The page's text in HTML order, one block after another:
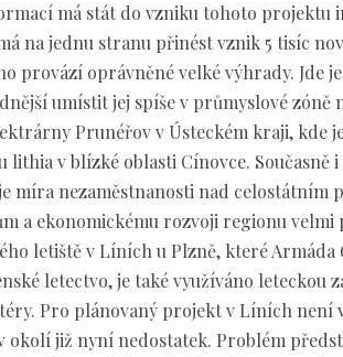
má stát do vzniku tohoto projektu
na jednu stranu přinést vznik 5 tisíc
provází oprávněné velké výhrady. Jde
umístit jej spíše v průmyslové zóně
Prunéřov v Ústeckém kraji, kde
lithia v blízké oblasti Cínovce. Současně
míra nezaměstnanosti nad celostátním
a ekonomickému rozvoji regionu velmi
letiště v Líních u Plzně, které Armáda
letectvo, je také využíváno leteckou
Pro plánovaný projekt v Líních není
okolí již nyní nedostatek. Problém